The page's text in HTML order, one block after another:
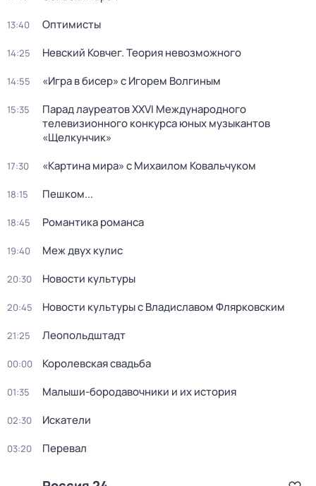
13:40 Оптимисты
14:25 Невский Ковчег. Теория невозможного
14:55 «Игра в бисер» с Игорем Волгиным
15:35
Парад лауреатов XXVI Международного
телевизионного конкурса юных музыкантов
«Щелкунчик»
17:30 «Картина мира» с Михаилом Ковальчуком
18:15 Пешком...
18:45 Романтика романса
19:40 Меж двух кулис
20:30 Новости культуры
20:45 Новости культуры с Владиславом Флярковским
21:25 Леопольдштадт
00:00 Королевская свадьба
01:35 Малыши-бородавочники и их история
02:30 Искатели
03:20 Перевал